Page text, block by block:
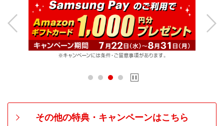
Previous
その他の特典・キャンペーンはこちら